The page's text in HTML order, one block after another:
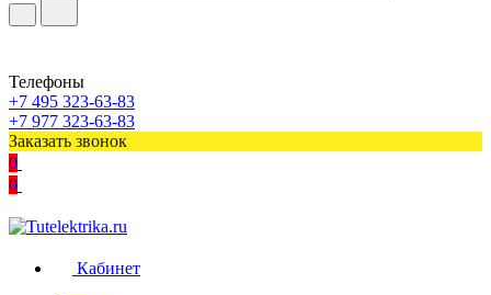
Телефоны
+7 495 323-63-83
+7 977 323-63-83
Заказать звонок
0
0
Кабинет